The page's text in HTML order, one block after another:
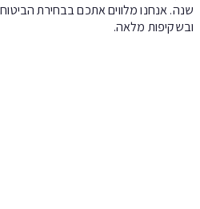
אנחנו מלווים אתכם בבחירת
מלאה.